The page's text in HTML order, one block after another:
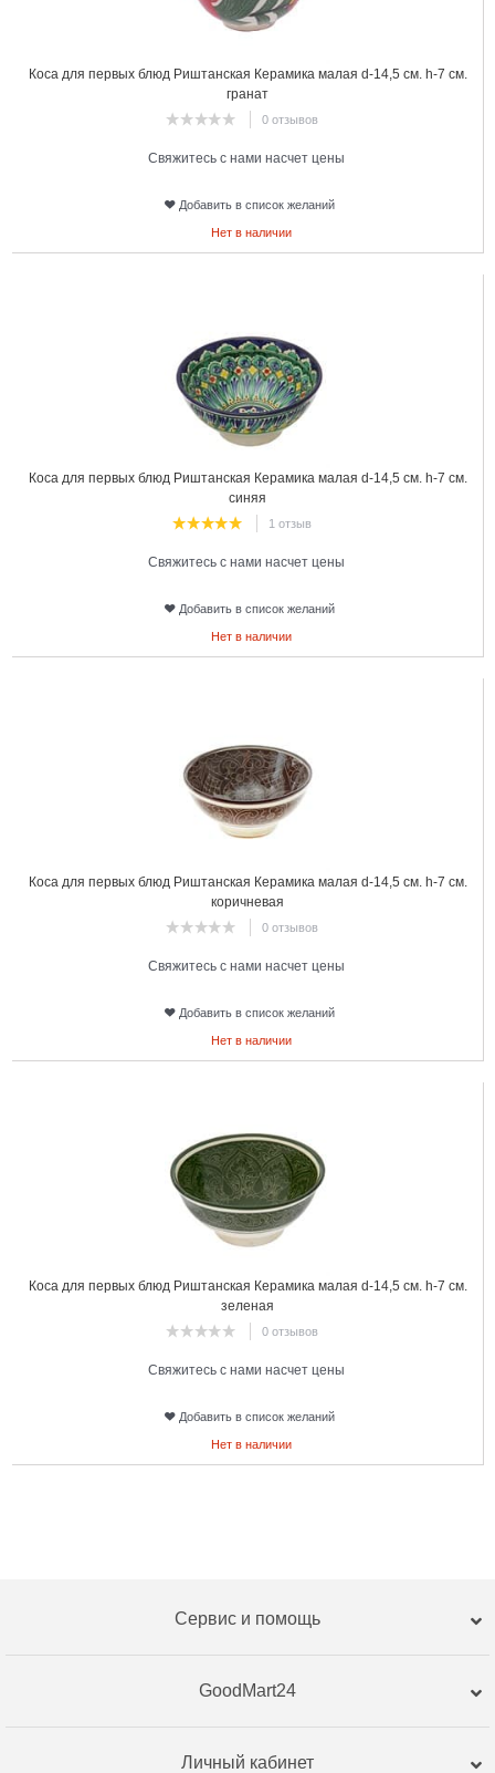
Коса для первых блюд Риштанская Керамика малая d-14,5 см. h-7 см.
гранат
0 отзывов
Свяжитесь с нами насчет цены
Добавить в список желаний
Нет в наличии
Коса для первых блюд Риштанская Керамика малая d-14,5 см. h-7 см.
синяя
1 отзыв
Свяжитесь с нами насчет цены
Добавить в список желаний
Нет в наличии
Коса для первых блюд Риштанская Керамика малая d-14,5 см. h-7 см.
коричневая
0 отзывов
Свяжитесь с нами насчет цены
Добавить в список желаний
Нет в наличии
Коса для первых блюд Риштанская Керамика малая d-14,5 см. h-7 см.
зеленая
0 отзывов
Свяжитесь с нами насчет цены
Добавить в список желаний
Нет в наличии
Сервис и помощь
GoodMart24
Личный кабинет